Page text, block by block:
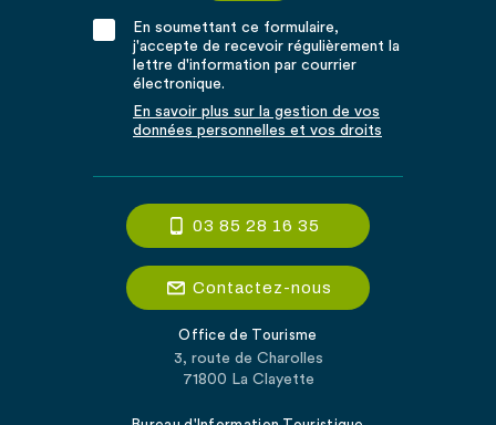
En soumettant ce formulaire,
j'accepte de recevoir régulièrement la
lettre d'information par courrier
électronique.
En savoir plus sur la gestion de vos
données personnelles et vos droits
03 85 28 16 35
Contactez-nous
Office de Tourisme
3, route de Charolles
71800 La Clayette